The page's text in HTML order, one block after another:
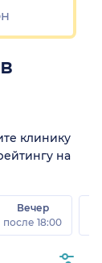
клинику
на
Вечер
после 18:00